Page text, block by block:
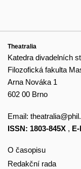
Theatralia
Katedra divadelních
Filozofická fakulta
Arna Nováka 1
602 00 Brno
Email:
ISSN: 1803-845X ,
O časopisu
Redakční rada